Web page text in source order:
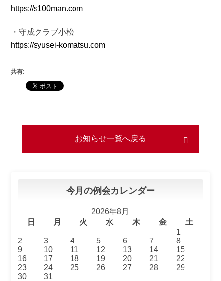
https://s100man.com
・守成クラブ小松
https://syusei-komatsu.com
共有:
お知らせ一覧へ戻る
今月の例会カレンダー
2026年8月
日
月 火 水 木 金
土
1
2
3 4 5 6 7
8
9
10 11 12 13 14
15
16
17 18 19 20 21
22
23
24 25 26 27 28
29
30
31